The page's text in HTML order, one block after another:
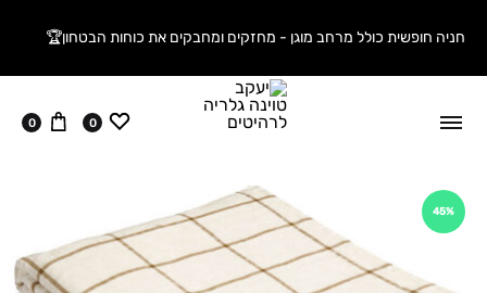
חניה חופשית כולל מרחב מוגן - מחזקים ומחבקים את כוחות הבטחון🏆
ווישליסט
0 עגלה
0
45%